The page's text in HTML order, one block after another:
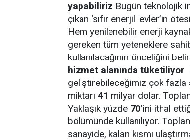
yapabiliriz Bugün teknolojik
çıkan ‘sıfır enerjili evler’in
Hem yenilenebilir enerji
gereken tüm yeteneklere
kullanılacağının önceliğini
hizmet alanında tüketiliyor
geliştirebileceğimiz çok fazla
miktarı 41 milyar dolar.
Yaklaşık yüzde 70’ini ithal
bölümünde kullanılıyor.
sanayide, kalan kısmı